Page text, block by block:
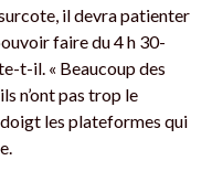
il devra patienter
faire du 4 h 30-
t-il. « Beaucoup des
n’ont pas trop le
les plateformes qui